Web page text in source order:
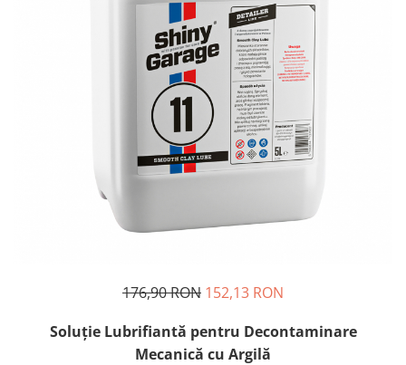
176,90 RON 152,13 RON
Soluţie Lubrifiantă pentru Decontaminare
Mecanică cu Argilă